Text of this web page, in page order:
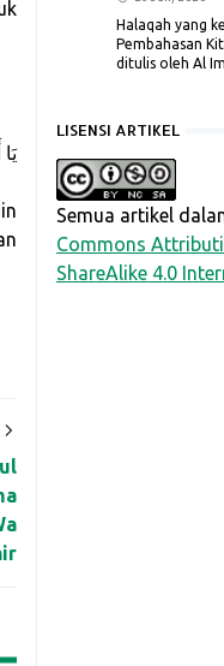
Halaqah yang
Pembahasan
ditulis oleh Al
LISENSI ARTIKEL
Semua artikel
Commons
ShareAlike 4.0